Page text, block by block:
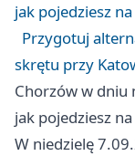
jak pojedziesz
Przygotuj
skrętu przy
Chorzów w dniu
jak pojedziesz
W niedzielę